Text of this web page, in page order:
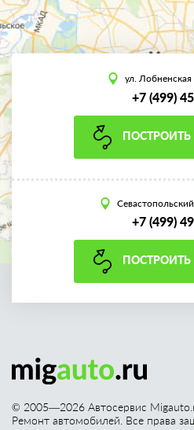
ул.
+7 (499)
+7 (499)
© 2005—2026 Автосервис
Ремонт автомобилей. Все права